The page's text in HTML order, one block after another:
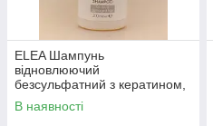
ELEA Шампунь
відновлюючий
безсульфатний з кератином,
200 мл
В наявності